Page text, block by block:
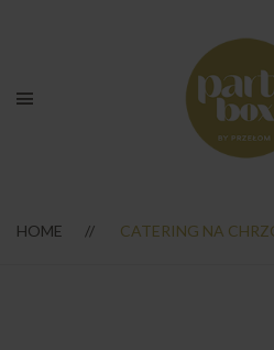
HOME CATERING NA